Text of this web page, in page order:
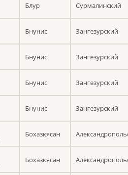
Блур Сурмалинский
Бнунис Зангезурский
Бнунис Зангезурский
Бнунис Зангезурский
Бнунис Зангезурский
Бохазкясан
Бохазкясан